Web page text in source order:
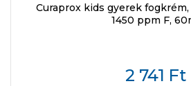
Curaprox kids gyerek
1450 ppm F,
2 741 Ft